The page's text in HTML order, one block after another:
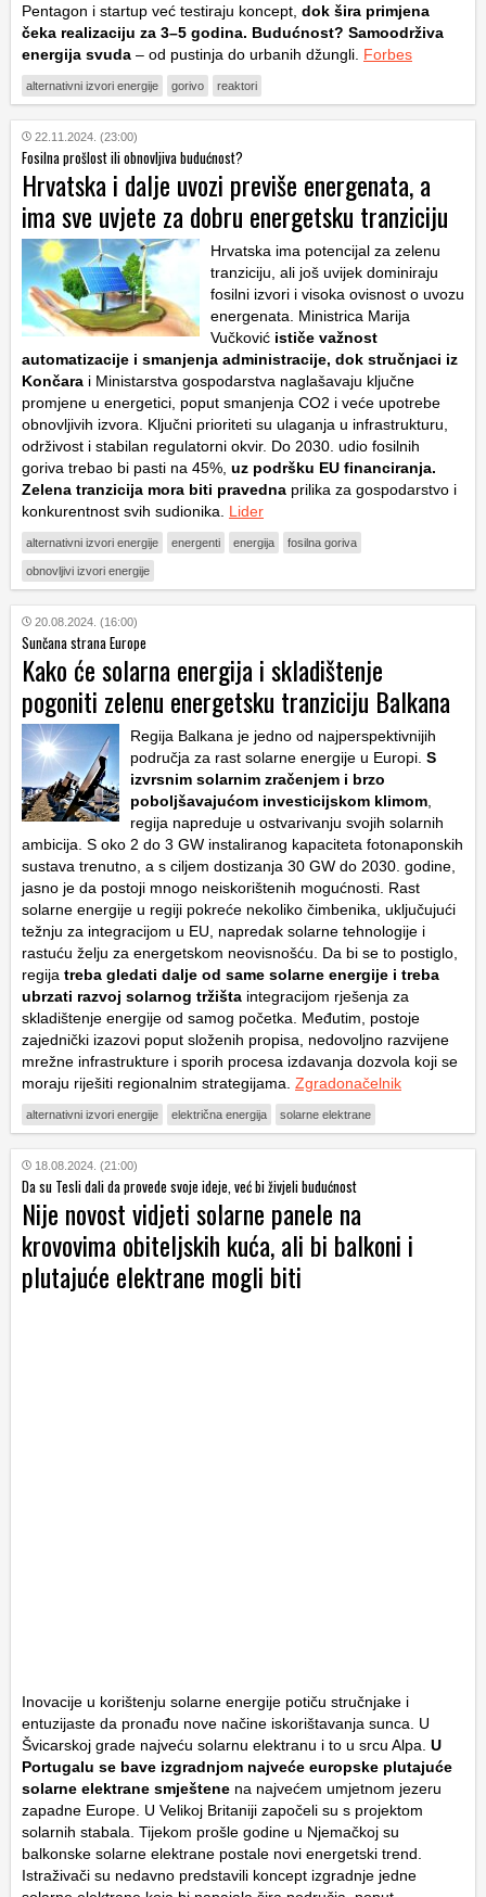
Pentagon i startup već testiraju koncept, dok šira primjena
čeka realizaciju za 3–5 godina. Budućnost? Samoodrživa
energija svuda – od pustinja do urbanih džungli. Forbes
alternativni izvori energije gorivo reaktori
22.11.2024. (23:00)
Fosilna prošlost ili obnovljiva budućnost?
Hrvatska i dalje uvozi previše energenata, a
ima sve uvjete za dobru energetsku tranziciju
Hrvatska ima potencijal za zelenu
tranziciju, ali još uvijek dominiraju
fosilni izvori i visoka ovisnost o uvozu
energenata. Ministrica Marija
Vučković ističe važnost
automatizacije i smanjenja administracije, dok stručnjaci iz
Končara i Ministarstva gospodarstva naglašavaju ključne
promjene u energetici, poput smanjenja CO2 i veće upotrebe
obnovljivih izvora. Ključni prioriteti su ulaganja u infrastrukturu,
održivost i stabilan regulatorni okvir. Do 2030. udio fosilnih
goriva trebao bi pasti na 45%, uz podršku EU financiranja.
Zelena tranzicija mora biti pravedna prilika za gospodarstvo i
konkurentnost svih sudionika. Lider
alternativni izvori energije energenti energija fosilna goriva
obnovljivi izvori energije
20.08.2024. (16:00)
Sunčana strana Europe
Kako će solarna energija i skladištenje
pogoniti zelenu energetsku tranziciju Balkana
Regija Balkana je jedno od najperspektivnijih
područja za rast solarne energije u Europi. S
izvrsnim solarnim zračenjem i brzo
poboljšavajućom investicijskom klimom,
regija napreduje u ostvarivanju svojih solarnih
ambicija. S oko 2 do 3 GW instaliranog kapaciteta fotonaponskih
sustava trenutno, a s ciljem dostizanja 30 GW do 2030. godine,
jasno je da postoji mnogo neiskorištenih mogućnosti. Rast
solarne energije u regiji pokreće nekoliko čimbenika, uključujući
težnju za integracijom u EU, napredak solarne tehnologije i
rastuću želju za energetskom neovisnošću. Da bi se to postiglo,
regija treba gledati dalje od same solarne energije i treba
ubrzati razvoj solarnog tržišta integracijom rješenja za
skladištenje energije od samog početka. Međutim, postoje
zajednički izazovi poput složenih propisa, nedovoljno razvijene
mrežne infrastrukture i sporih procesa izdavanja dozvola koji se
moraju riješiti regionalnim strategijama. Zgradonačelnik
alternativni izvori energije električna energija solarne elektrane
18.08.2024. (21:00)
Da su Tesli dali da provede svoje ideje, već bi živjeli budućnost
Nije novost vidjeti solarne panele na
krovovima obiteljskih kuća, ali bi balkoni i
plutajuće elektrane mogli biti
Inovacije u korištenju solarne energije potiču stručnjake i
entuzijaste da pronađu nove načine iskorištavanja sunca. U
Švicarskoj grade najveću solarnu elektranu i to u srcu Alpa. U
Portugalu se bave izgradnjom najveće europske plutajuće
solarne elektrane smještene na najvećem umjetnom jezeru
zapadne Europe. U Velikoj Britaniji započeli su s projektom
solarnih stabala. Tijekom prošle godine u Njemačkoj su
balkonske solarne elektrane postale novi energetski trend.
Istraživači su nedavno predstavili koncept izgradnje jedne